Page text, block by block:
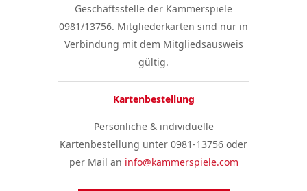
Geschäftsstelle der Kammerspiele
0981/13756. Mitgliederkarten sind nur in
Verbindung mit dem Mitgliedsausweis
gültig.
Kartenbestellung
Persönliche & individuelle
Kartenbestellung unter 0981-13756 oder
per Mail an info@kammerspiele.com